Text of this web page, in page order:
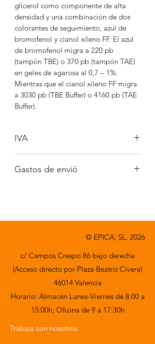
glicerol como componente de alta
densidad y una combinación de dos
colorantes de seguimiento, azul de
bromofenol y cianol xileno FF. El azul
de bromofenol migra a 220 pb
(tampón TBE) o 370 pb (tampón TAE)
en geles de agarosa al 0,7 – 1%.
Mientras que el cianol xileno FF migra
a 3030 pb (TBE Buffer) o 4160 pb (TAE
Buffer).
IVA
Gastos de envió
© EPICA, SL. 2026
c/ Campos Crespo 86 bajo derecha
(Acceso directo por Plaza Beatriz Civera)
46014 Valencia
Horario: Almacén Lunes-Viernes de 8:00 a
15:00h, Oficina de 9 a 17:30h
Trabaja con nosotros